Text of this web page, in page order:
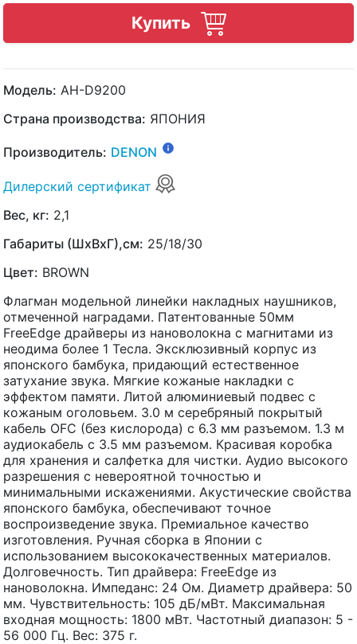
Купить
Модель: AH-D9200
Страна производства: ЯПОНИЯ
Производитель: DENON
Дилерский сертификат
Вес, кг: 2,1
Габариты (ШхВхГ),см: 25/18/30
Цвет: BROWN
Флагман модельной линейки накладных наушников,
отмеченной наградами. Патентованные 50мм
FreeEdge драйверы из нановолокна с магнитами из
неодима более 1 Тесла. Эксклюзивный корпус из
японского бамбука, придающий естественное
затухание звука. Мягкие кожаные накладки с
эффектом памяти. Литой алюминиевый подвес с
кожаным оголовьем. 3.0 м серебряный покрытый
кабель OFC (без кислорода) с 6.3 мм разъемом. 1.3 м
аудиокабель с 3.5 мм разъемом. Красивая коробка
для хранения и салфетка для чистки. Аудио высокого
разрешения с невероятной точностью и
минимальными искажениями. Акустические свойства
японского бамбука, обеспечивают точное
воспроизведение звука. Премиальное качество
изготовления. Ручная сборка в Японии с
использованием высококачественных материалов.
Долговечность. Тип драйвера: FreeEdge из
нановолокна. Импеданс: 24 Ом. Диаметр драйвера: 50
мм. Чувствительность: 105 дБ/мВт. Максимальная
входная мощность: 1800 мВт. Частотный диапазон: 5 -
56 000 Гц. Вес: 375 г.